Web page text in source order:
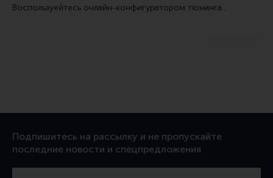
Воспользуейтесь онлайн-конфигуратором тюнинга…
Подпишитесь на рассылку и не пропускайте
последние новости и спецпредложения